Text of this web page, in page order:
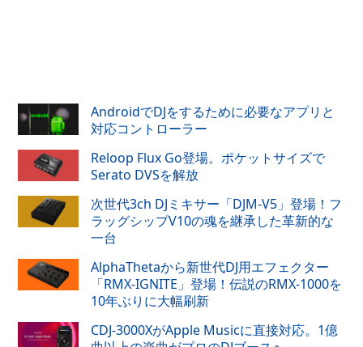
AndroidでDJをするために必要なアプリと
対応コントローラー
Reloop Flux Go登場。ポケットサイズで
Serato DVSを解放
次世代3ch DJミキサー「DJM-V5」登場！フ
ラッグシップV10の魂を継承した革新的な
一台
AlphaThetaから新世代DJ用エフェクター
「RMX-IGNITE」登場！伝説のRMX-1000を
10年ぶりに大幅刷新
CDJ-3000XがApple Musicに直接対応。1億